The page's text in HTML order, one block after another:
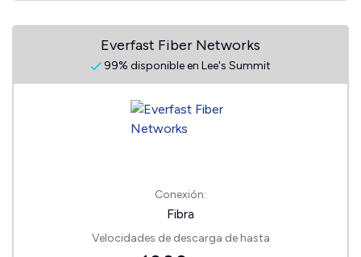
Everfast Fiber Networks
99% disponible en Lee's Summit
Conexión:
Fibra
Velocidades de descarga de hasta